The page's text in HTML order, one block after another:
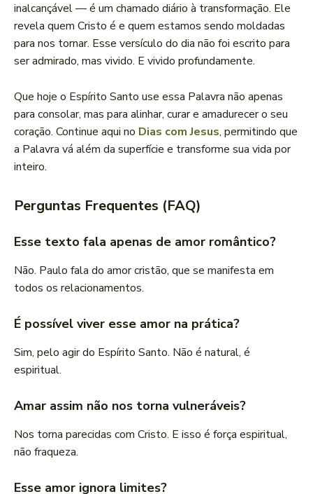
inalcançável — é um chamado diário à transformação. Ele
revela quem Cristo é e quem estamos sendo moldadas
para nos tornar. Esse versículo do dia não foi escrito para
ser admirado, mas vivido. E vivido profundamente.
Que hoje o Espírito Santo use essa Palavra não apenas
para consolar, mas para alinhar, curar e amadurecer o seu
coração. Continue aqui no Dias com Jesus, permitindo que
a Palavra vá além da superfície e transforme sua vida por
inteiro.
Perguntas Frequentes (FAQ)
Esse texto fala apenas de amor romântico?
Não. Paulo fala do amor cristão, que se manifesta em
todos os relacionamentos.
É possível viver esse amor na prática?
Sim, pelo agir do Espírito Santo. Não é natural, é
espiritual.
Amar assim não nos torna vulneráveis?
Nos torna parecidas com Cristo. E isso é força espiritual,
não fraqueza.
Esse amor ignora limites?